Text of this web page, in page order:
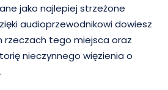
jako najlepiej strzeżone
audioprzewodnikowi dowiesz
rzeczach tego miejsca oraz
nieczynnego więzienia o